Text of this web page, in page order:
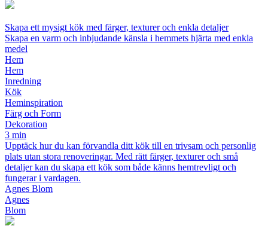
Skapa ett mysigt kök med färger, texturer och enkla detaljer
Skapa en varm och inbjudande känsla i hemmets hjärta med enkla
medel
Hem
Hem
Inredning
Kök
Heminspiration
Färg och Form
Dekoration
3 min
Upptäck hur du kan förvandla ditt kök till en trivsam och personlig
plats utan stora renoveringar. Med rätt färger, texturer och små
detaljer kan du skapa ett kök som både känns hemtrevligt och
fungerar i vardagen.
Agnes Blom
Agnes
Blom